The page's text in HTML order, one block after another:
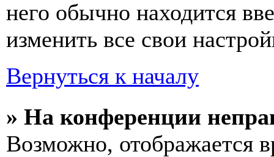
него обычно находится
изменить все свои
Вернуться к началу
» На конференции
Возможно, отображается